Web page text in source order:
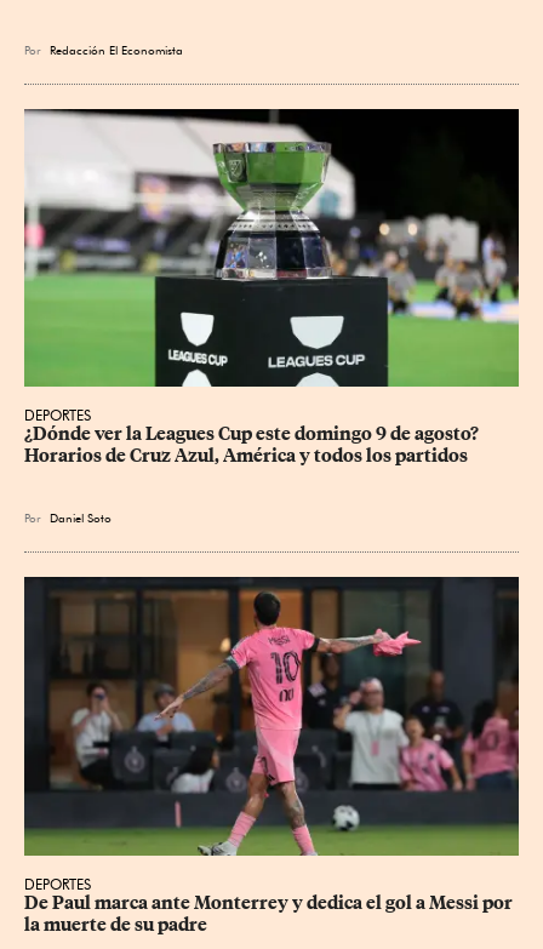
Por Redacción El Economista
DEPORTES
¿Dónde ver la Leagues Cup este domingo 9 de agosto?
Horarios de Cruz Azul, América y todos los partidos
Por Daniel Soto
DEPORTES
De Paul marca ante Monterrey y dedica el gol a Messi por
la muerte de su padre